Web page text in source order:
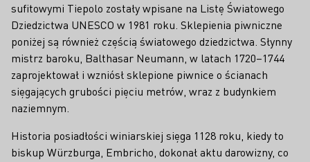
sufitowymi Tiepolo zostały wpisane na Listę Światowego
Dziedzictwa UNESCO w 1981 roku. Sklepienia piwniczne
poniżej są również częścią światowego dziedzictwa. Słynny
mistrz baroku, Balthasar Neumann, w latach 1720–1744
zaprojektował i wzniósł sklepione piwnice o ścianach
sięgających grubości pięciu metrów, wraz z budynkiem
naziemnym.
Historia posiadłości winiarskiej sięga 1128 roku, kiedy to
biskup Würzburga, Embricho, dokonał aktu darowizny, co